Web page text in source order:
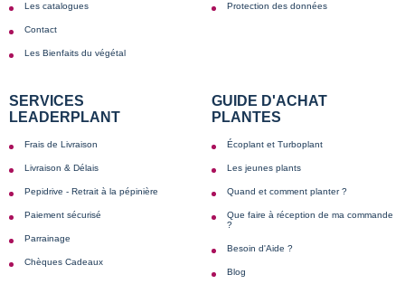
Les catalogues
Contact
Les Bienfaits du végétal
Protection des données
SERVICES
LEADERPLANT
Frais de Livraison
Livraison & Délais
Pepidrive - Retrait à la pépinière
Paiement sécurisé
Parrainage
Chèques Cadeaux
GUIDE D'ACHAT
PLANTES
Écoplant et Turboplant
Les jeunes plants
Quand et comment planter ?
Que faire à réception de ma commande
?
Besoin d'Aide ?
Blog